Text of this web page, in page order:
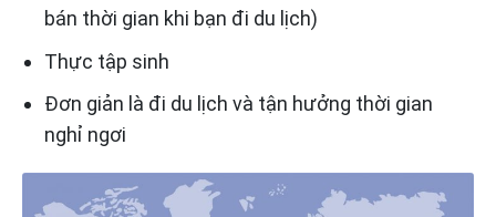
bán thời gian khi bạn đi du lịch)
Thực tập sinh
Đơn giản là đi du lịch và tận hưởng thời gian
nghỉ ngơi